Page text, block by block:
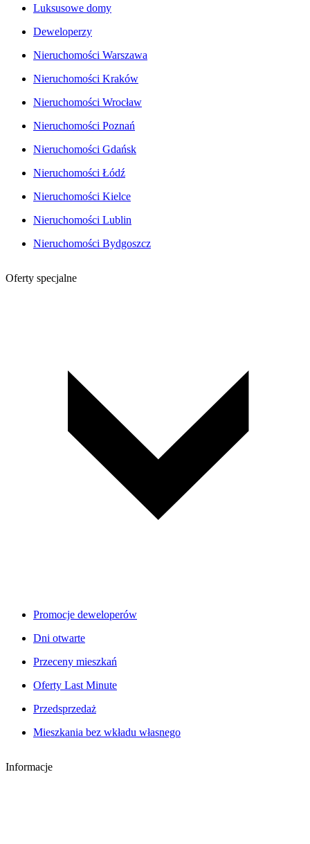
Luksusowe domy
Deweloperzy
Nieruchomości Warszawa
Nieruchomości Kraków
Nieruchomości Wrocław
Nieruchomości Poznań
Nieruchomości Gdańsk
Nieruchomości Łódź
Nieruchomości Kielce
Nieruchomości Lublin
Nieruchomości Bydgoszcz
Oferty specjalne
Promocje deweloperów
Dni otwarte
Przeceny mieszkań
Oferty Last Minute
Przedsprzedaż
Mieszkania bez wkładu własnego
Informacje